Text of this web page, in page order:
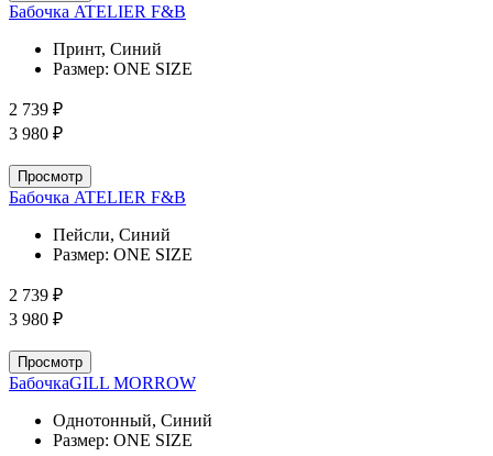
Бабочка ATELIER F&B
Принт, Синий
Размер: ONE SIZE
2 739 ₽
3 980 ₽
Просмотр
Бабочка ATELIER F&B
Пейсли, Синий
Размер: ONE SIZE
2 739 ₽
3 980 ₽
Просмотр
БабочкаGILL MORROW
Однотонный, Синий
Размер: ONE SIZE